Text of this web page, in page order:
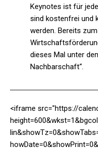
Keynotes ist für
sind kostenfrei und
werden. Bereits
dieses Mal unter
Nachbarschaft“.
<iframe src="https://